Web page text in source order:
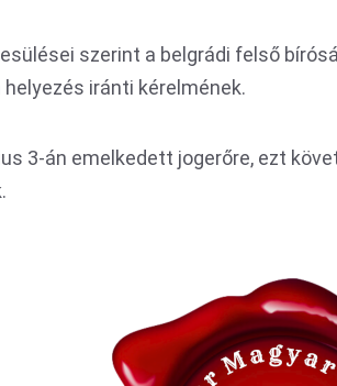
szerint a belgrádi felső
iránti kérelmének.
3-án emelkedett jogerőre, ezt